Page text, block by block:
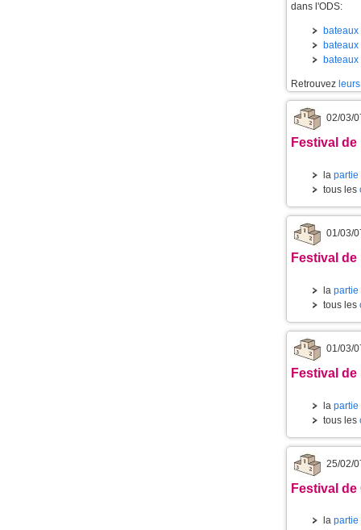
dans l'ODS:
Retrouvez
02/03/
Festival de
la partie
tous les
01/03/
Festival
la partie
tous les
01/03/
Festival
la partie
tous les
25/02/
Festival
la partie